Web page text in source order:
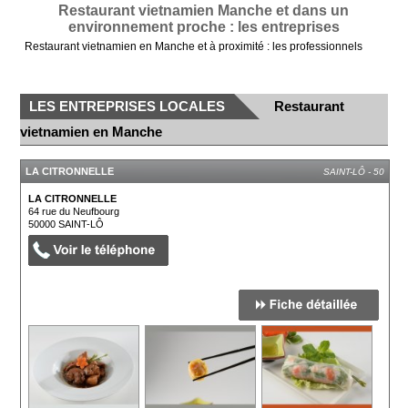
Restaurant vietnamien Manche et dans un
environnement proche : les entreprises
Restaurant vietnamien en Manche et à proximité : les professionnels
LES ENTREPRISES LOCALES
Restaurant
vietnamien en Manche
LA CITRONNELLE SAINT-LÔ - 50
LA CITRONNELLE
64 rue du Neufbourg
50000SAINT-LÔ